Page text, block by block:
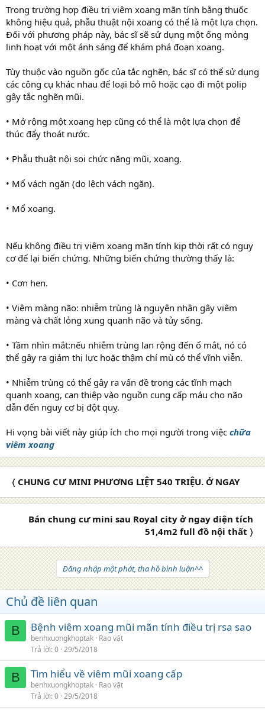
Trong trường hợp điều trị viêm xoang mãn tính bằng thuốc
không hiệu quả, phẫu thuật nội xoang có thể là một lựa chọn.
Đối với phương pháp này, bác sĩ sẽ sử dụng một ống mỏng
linh hoạt với một ánh sáng để khám phá đoạn xoang.
Tùy thuộc vào nguồn gốc của tắc nghẽn, bác sĩ có thể sử dụng
các công cụ khác nhau để loại bỏ mô hoặc cạo đi một polip
gây tắc nghẽn mũi.
• Mở rộng một xoang hẹp cũng có thể là một lựa chọn để
thúc đẩy thoát nước.
• Phẫu thuật nội soi chức năng mũi, xoang.
• Mổ vách ngăn (do lệch vách ngăn).
• Mổ xoang.
Nếu không điều trị viêm xoang mãn tính kịp thời rất có nguy
cơ để lại biến chứng. Những biến chứng thường thấy là:
• Cơn hen.
• Viêm màng não: nhiễm trùng là nguyên nhân gây viêm
màng và chất lỏng xung quanh não và tủy sống.
• Tầm nhìn mắt:nếu nhiễm trùng lan rộng đến ổ mắt, nó có
thể gây ra giảm thị lực hoặc thậm chí mù có thể vĩnh viễn.
• Nhiễm trùng có thể gây ra vấn đề trong các tĩnh mạch
quanh xoang, can thiệp vào nguồn cung cấp máu cho não
dẫn đến nguy cơ bị đột quỵ.
Hi vọng bài viết này giúp ích cho mọi người trong việc chữa
viêm xoang
〈 CHUNG CƯ MINI PHƯƠNG LIỆT 540 TRIỆU. Ở NGAY
Bán chung cư mini sau Royal city ở ngay diện tích
51,4m2 full đồ nội thất 〉
Đăng nhập một phát, tha hồ bình luận^^
Chủ đề liên quan
B Bệnh viêm xoang mũi mãn tính điều trị rsa sao
benhxuongkhoptak Rao vặt
Trả lời 0 29/5/2018
B Tìm hiểu về viêm mũi xoang cấp
benhxuongkhoptak Rao vặt
Trả lời 0 29/5/2018